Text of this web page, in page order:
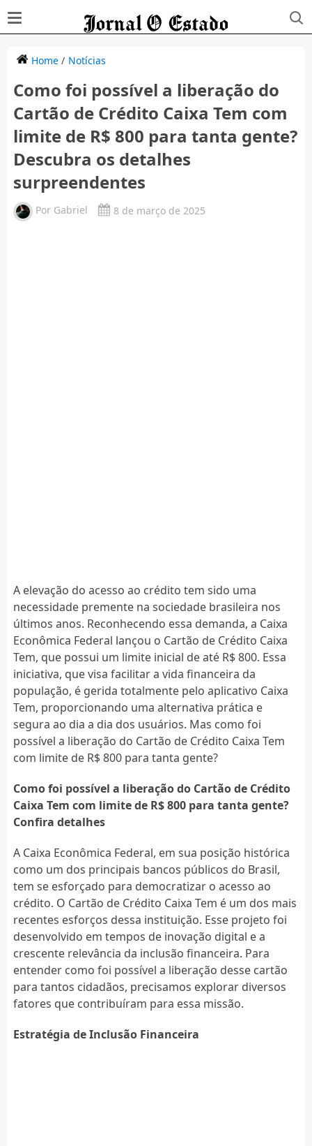
Home/ Notícias
Como foi possível a liberação do
Cartão de Crédito Caixa Tem com
limite de R$ 800 para tanta gente?
Descubra os detalhes
surpreendentes
Por Gabriel 8 de março de 2025
A elevação do acesso ao crédito tem sido uma
necessidade premente na sociedade brasileira nos
últimos anos. Reconhecendo essa demanda, a Caixa
Econômica Federal lançou o Cartão de Crédito Caixa
Tem, que possui um limite inicial de até R$ 800. Essa
iniciativa, que visa facilitar a vida financeira da
população, é gerida totalmente pelo aplicativo Caixa
Tem, proporcionando uma alternativa prática e
segura ao dia a dia dos usuários. Mas como foi
possível a liberação do Cartão de Crédito Caixa Tem
com limite de R$ 800 para tanta gente?
Como foi possível a liberação do Cartão de Crédito
Caixa Tem com limite de R$ 800 para tanta gente?
Confira detalhes
A Caixa Econômica Federal, em sua posição histórica
como um dos principais bancos públicos do Brasil,
tem se esforçado para democratizar o acesso ao
crédito. O Cartão de Crédito Caixa Tem é um dos mais
recentes esforços dessa instituição. Esse projeto foi
desenvolvido em tempos de inovação digital e a
crescente relevância da inclusão financeira. Para
entender como foi possível a liberação desse cartão
para tantos cidadãos, precisamos explorar diversos
fatores que contribuíram para essa missão.
Estratégia de Inclusão Financeira